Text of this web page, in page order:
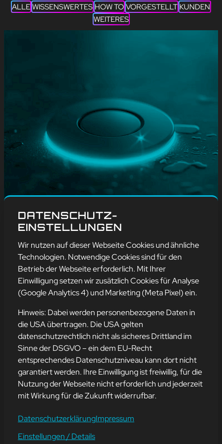
ALLE WISSENSWERTES HOW TO VORGESTELLT KUNDEN
WEITERES
Blog, Weitere
TIPP
mehr erfahren
Adresse
mission-webstyle oHG
Bürgermeister-Regitz-Straße 40
66539 Neunkirchen
E-Mail:kontakt@mission-webstyle.de
Navigation
Webseitenerstellung
Webseite mieten
Webseiten Betreuung
Über Uns
Kontakt
Leistungen
DATENSCHUTZ-
EINSTELLUNGEN
Wir nutzen auf dieser Webseite Cookies und ähnliche
Technologien. Notwendige Cookies sind für den
Betrieb der Webseite erforderlich. Mit Ihrer
Einwilligung setzen wir zusätzlich Cookies für Analyse
(Google Analytics 4) und Marketing (Meta Pixel) ein.
Hinweis: Dabei werden personenbezogene Daten in
die USA übertragen. Die USA gelten
datenschutzrechtlich nicht als sicheres Drittland im
Sinne der DSGVO – ein dem EU-Recht
entsprechendes Datenschutzniveau kann dort nicht
garantiert werden. Ihre Einwilligung ist freiwillig, für die
Nutzung der Webseite nicht erforderlich und jederzeit
mit Wirkung für die Zukunft widerrufbar.
DatenschutzerklärungImpressum
Einstellungen / Details